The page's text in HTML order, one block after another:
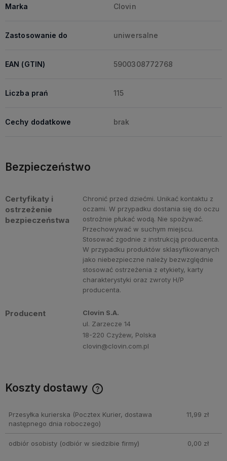
Marka Clovin
Zastosowanie do uniwersalne
EAN (GTIN) 5900308772768
Liczba prań 115
Cechy dodatkowe brak
Bezpieczeństwo
Certyfikaty i
ostrzeżenie
bezpieczeństwa
Chronić przed dziećmi. Unikać kontaktu z
oczami. W przypadku dostania się do oczu
ostrożnie płukać wodą. Nie spożywać.
Przechowywać w suchym miejscu.
Stosować zgodnie z instrukcją producenta.
W przypadku produktów sklasyfikowanych
jako niebezpieczne należy bezwzględnie
stosować ostrzeżenia z etykiety, karty
charakterystyki oraz zwroty H/P
producenta.
Producent
Clovin S.A.
ul. Zarzecze 14
18-220 Czyżew, Polska
clovin@clovin.com.pl
Koszty dostawy
Przesyłka kurierska (Pocztex Kurier, dostawa
następnego dnia roboczego)
11,99 zł
odbiór osobisty(odbiór w siedzibie firmy) 0,00 zł